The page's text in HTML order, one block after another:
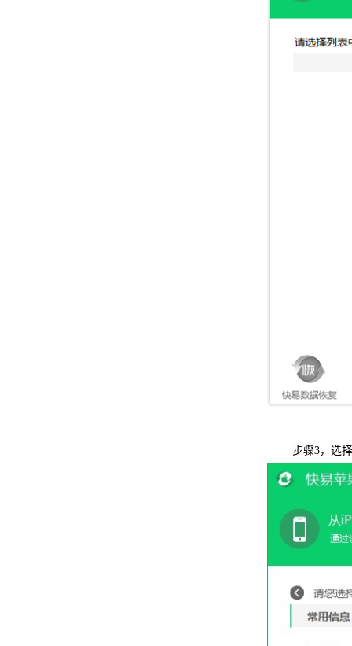
步骤3，选择要